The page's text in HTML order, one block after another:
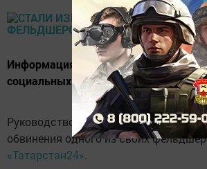
Информация первоначально
социальных сетях.
Руководство Зеленодольской ЦРБ
обвинения одного из своих
«Татарстан24».